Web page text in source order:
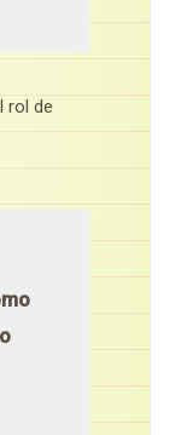
rol de